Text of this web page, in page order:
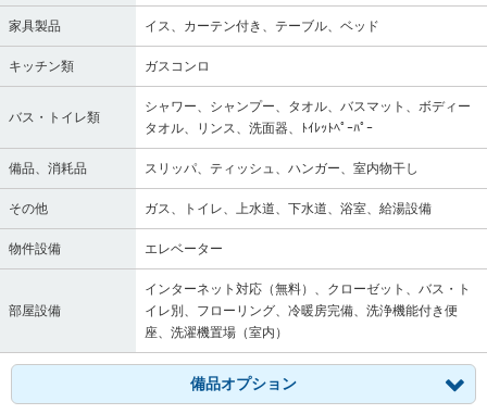
家具製品 イス、カーテン付き、テーブル、ベッド
キッチン類 ガスコンロ
バス・トイレ類
シャワー、シャンプー、タオル、バスマット、ボディー
タオル、リンス、洗面器、ﾄｲﾚｯﾄﾍﾟｰﾊﾟｰ
備品、消耗品 スリッパ、ティッシュ、ハンガー、室内物干し
その他 ガス、トイレ、上水道、下水道、浴室、給湯設備
物件設備 エレベーター
部屋設備
インターネット対応（無料）、クローゼット、バス・ト
イレ別、フローリング、冷暖房完備、洗浄機能付き便
座、洗濯機置場（室内）
備品オプション